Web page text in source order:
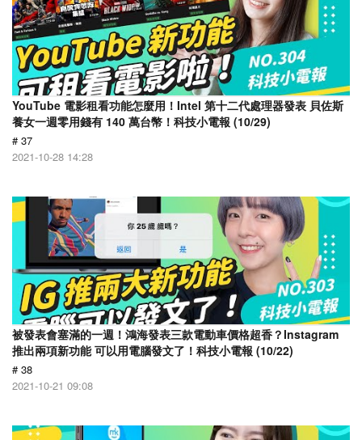
YouTube 電影租看功能怎麼用！Intel 第十二代處理器發表 貝佐斯
養女一週零用錢有 140 萬台幣！科技小電報 (10/29)
# 37
2021-10-28 14:28
被發表會塞滿的一週！鴻海發表三款電動車價格超香？Instagram
推出兩項新功能 可以用電腦發文了！科技小電報 (10/22)
# 38
2021-10-21 09:08